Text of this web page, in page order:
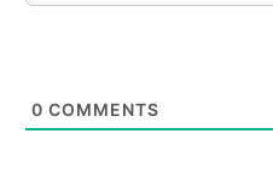
0 COMMENTS